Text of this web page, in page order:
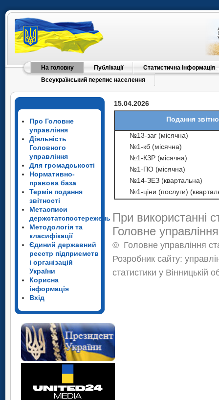
На головну Публікації
Статистична інформація
Всеукраїнський перепис населення
Про Головне
управління
Діяльність
Головного
управління
Для громадськості
Нормативно-
правова база
Термін подання
звітності
Метаописи
держстатспостережень
Методологія та
класифікації
Єдиний державний
реєстр підприємств
і організацій
України
Корисна
інформація
Вхід
15.04.2026
Подання
№13-заг (місячна)
№1-кб (місячна)
№1-КЗР (місячна)
№1-ПО (місячна)
№14-ЗЕЗ (квартальна)
№1-ціни (послуги)
При використанні
Головне
© Головне управління
Розробник сайту:
статистики у Вінницькій